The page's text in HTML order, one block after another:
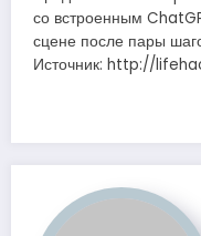
со встроенным
сцене после пары
Источник: http://